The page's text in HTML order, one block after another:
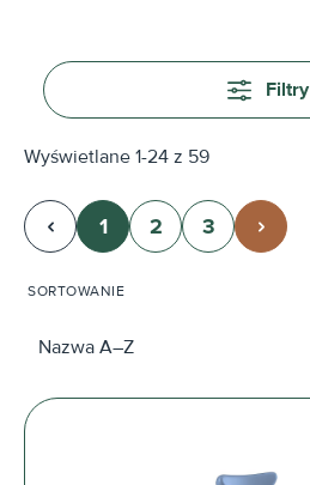
Filtry
Wyświetlane 1-24 z 59
Strona
1 Strona
2 Strona
3
SORTOWANIE